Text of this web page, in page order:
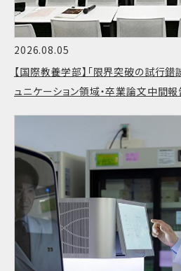
2026.08.05
【国際教養学部】「限界突破の試行
ュニケーション領域・卒業論文中間